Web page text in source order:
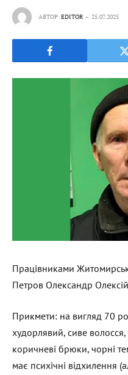
АВТОР:EDITOR 25.07.2025
Працівниками
Петров Олександр
Прикмети: на вигляд 70
худорлявий, сиве
коричневі брюки, чорні
має психічні відхилення